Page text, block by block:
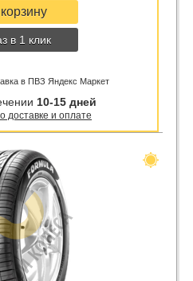
в 1 клик
в ПВЗ Яндекс Маркет
10-15 дней
доставке и оплате